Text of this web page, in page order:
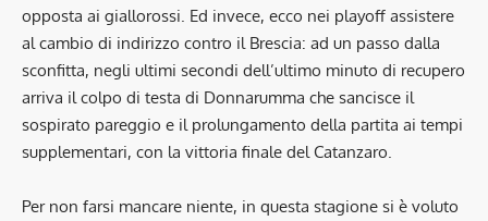
opposta ai giallorossi. Ed invece, ecco nei playoff assistere
al cambio di indirizzo contro il Brescia: ad un passo dalla
sconfitta, negli ultimi secondi dell’ultimo minuto di recupero
arriva il colpo di testa di Donnarumma che sancisce il
sospirato pareggio e il prolungamento della partita ai tempi
supplementari, con la vittoria finale del Catanzaro.
Per non farsi mancare niente, in questa stagione si è voluto